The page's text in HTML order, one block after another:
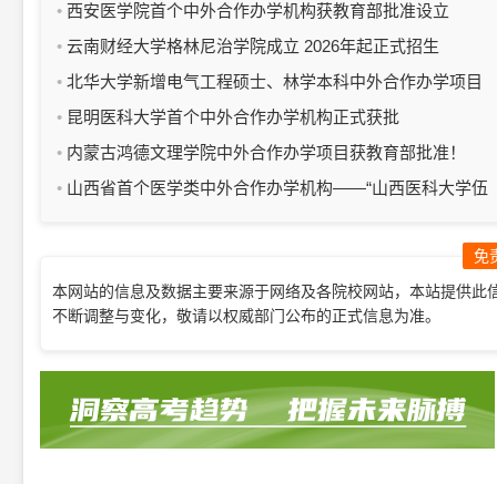
西安医学院首个中外合作办学机构获教育部批准设立
云南财经大学格林尼治学院成立 2026年起正式招生
北华大学新增电气工程硕士、林学本科中外合作办学项目
昆明医科大学首个中外合作办学机构正式获批
内蒙古鸿德文理学院中外合作办学项目获教育部批准！
山西省首个医学类中外合作办学机构——“山西医科大学伍
免
本网站的信息及数据主要来源于网络及各院校网站，本站提供
不断调整与变化，敬请以权威部门公布的正式信息为准。